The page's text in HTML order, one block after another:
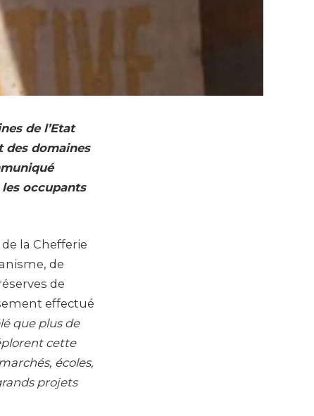
de l’Etat
des domaines
occupants
la Chefferie
de
de
effectué
que plus de
cette
écoles,
projets